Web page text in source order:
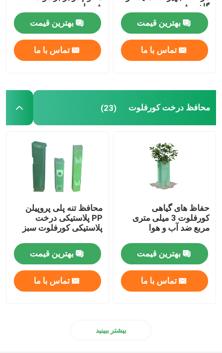
گلفروشی
بهترین قیمت
تماس با ما
شیمیایی
بهترین قیمت
تماس با ما
محافظ درخت کورفلوت (23)
حفاظ های گیاهی
کورفلوت 3 میلی متری
مربع ضد آب و هوا
بهترین قیمت
تماس با ما
محافظ تنه پلی پروپیلن
PP پلاستیکی درخت
پلاستیکی کورفلوت سبز
بهترین قیمت
تماس با ما
بیشتر ببینید